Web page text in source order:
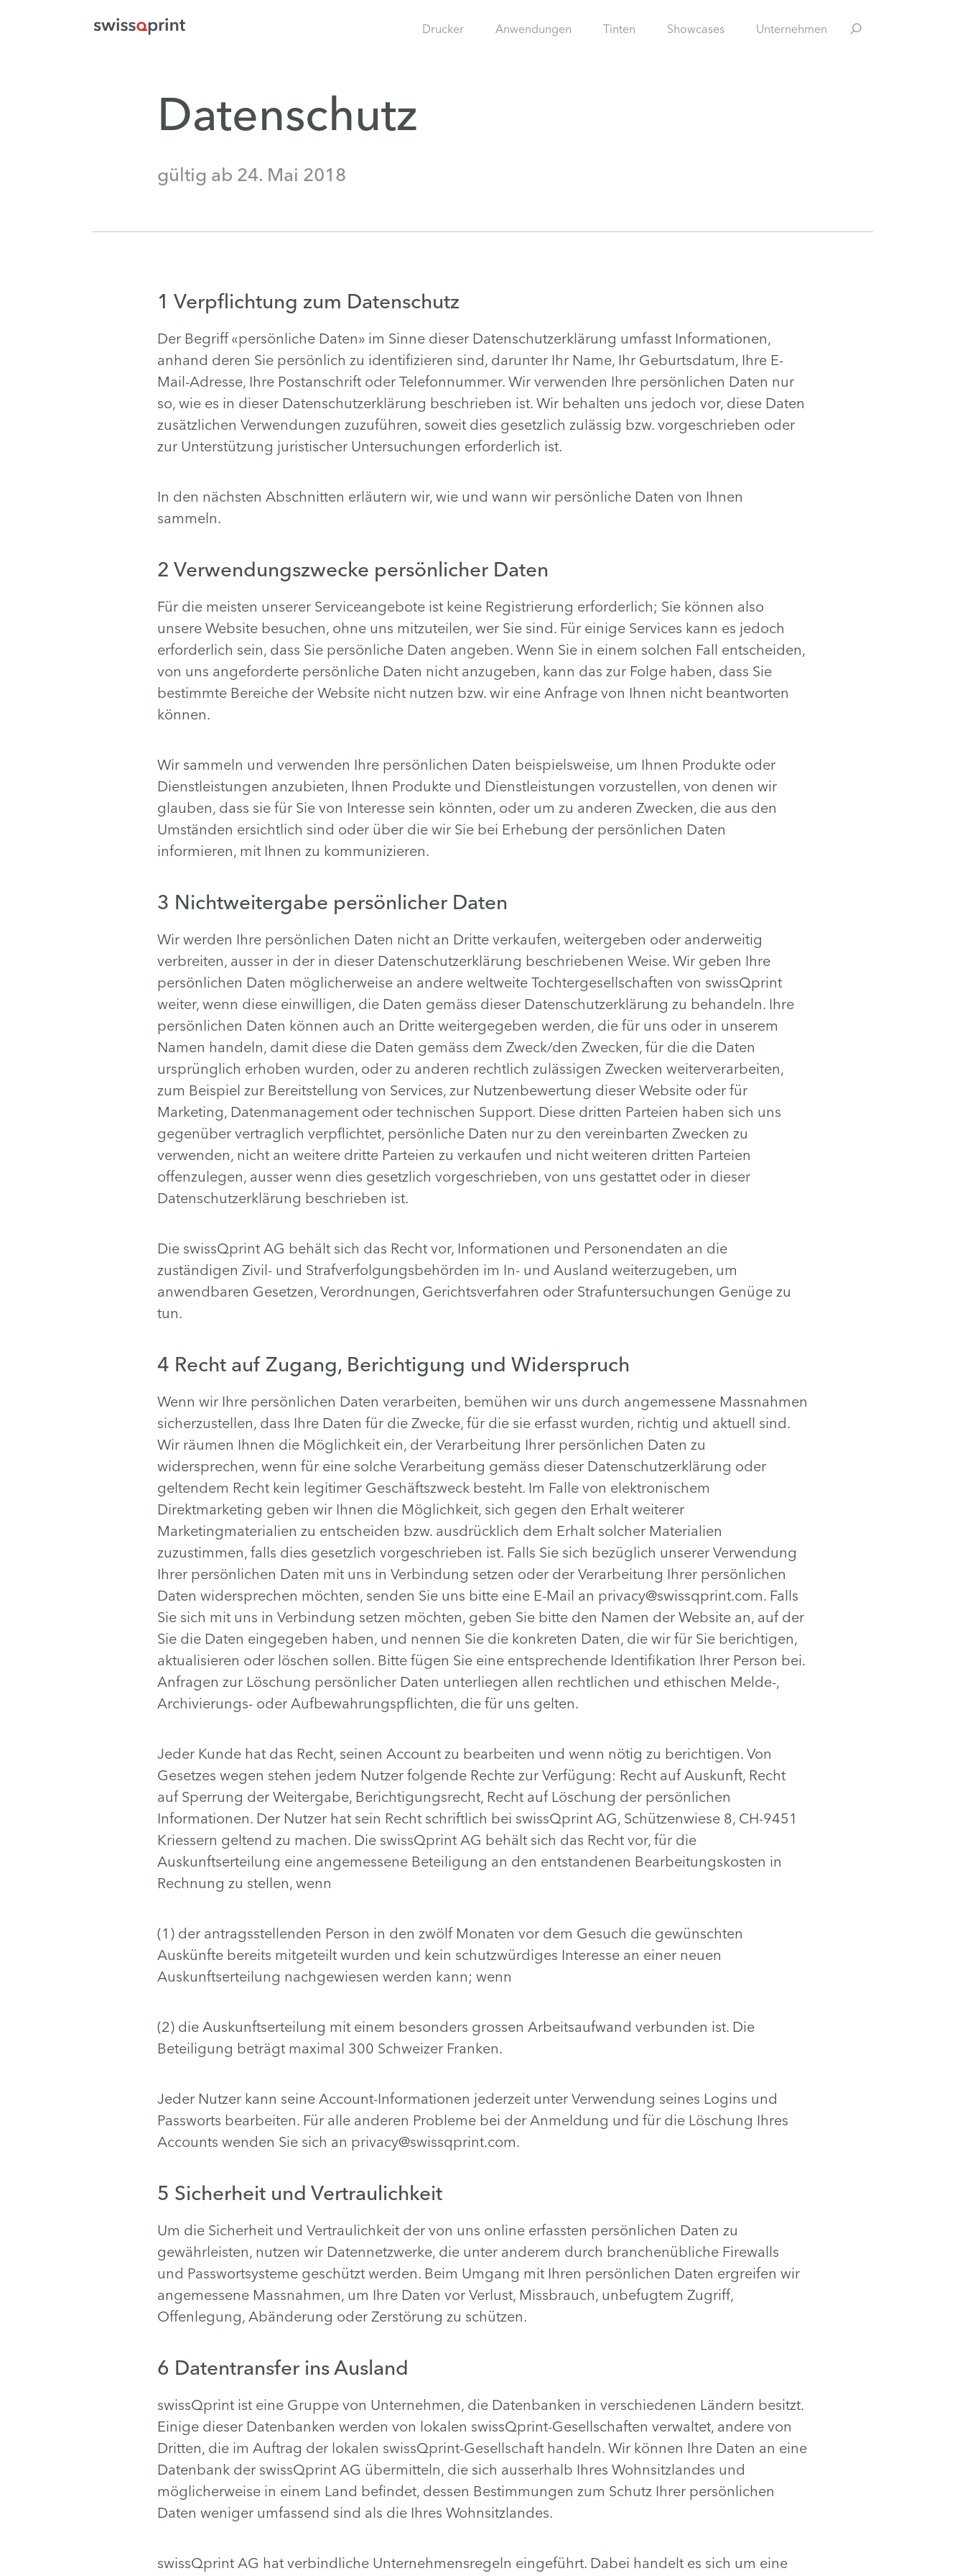
Drucker Anwendungen Tinten Showcases Unternehmen
Datenschutz
gültig ab 24. Mai 2018
1 Verpflichtung zum Datenschutz
Der Begriff «persönliche Daten» im Sinne dieser Datenschutzerklärung umfasst Informationen,
anhand deren Sie persönlich zu identifizieren sind, darunter Ihr Name, Ihr Geburtsdatum, Ihre E-
Mail-Adresse, Ihre Postanschrift oder Telefonnummer. Wir verwenden Ihre persönlichen Daten nur
so, wie es in dieser Datenschutzerklärung beschrieben ist. Wir behalten uns jedoch vor, diese Daten
zusätzlichen Verwendungen zuzuführen, soweit dies gesetzlich zulässig bzw. vorgeschrieben oder
zur Unterstützung juristischer Untersuchungen erforderlich ist.
In den nächsten Abschnitten erläutern wir, wie und wann wir persönliche Daten von Ihnen
sammeln.
2 Verwendungszwecke persönlicher Daten
Für die meisten unserer Serviceangebote ist keine Registrierung erforderlich; Sie können also
unsere Website besuchen, ohne uns mitzuteilen, wer Sie sind. Für einige Services kann es jedoch
erforderlich sein, dass Sie persönliche Daten angeben. Wenn Sie in einem solchen Fall entscheiden,
von uns angeforderte persönliche Daten nicht anzugeben, kann das zur Folge haben, dass Sie
bestimmte Bereiche der Website nicht nutzen bzw. wir eine Anfrage von Ihnen nicht beantworten
können.
Wir sammeln und verwenden Ihre persönlichen Daten beispielsweise, um Ihnen Produkte oder
Dienstleistungen anzubieten, Ihnen Produkte und Dienstleistungen vorzustellen, von denen wir
glauben, dass sie für Sie von Interesse sein könnten, oder um zu anderen Zwecken, die aus den
Umständen ersichtlich sind oder über die wir Sie bei Erhebung der persönlichen Daten
informieren, mit Ihnen zu kommunizieren.
3 Nichtweitergabe persönlicher Daten
Wir werden Ihre persönlichen Daten nicht an Dritte verkaufen, weitergeben oder anderweitig
verbreiten, ausser in der in dieser Datenschutzerklärung beschriebenen Weise. Wir geben Ihre
persönlichen Daten möglicherweise an andere weltweite Tochtergesellschaften von swissQprint
weiter, wenn diese einwilligen, die Daten gemäss dieser Datenschutzerklärung zu behandeln. Ihre
persönlichen Daten können auch an Dritte weitergegeben werden, die für uns oder in unserem
Namen handeln, damit diese die Daten gemäss dem Zweck/den Zwecken, für die die Daten
ursprünglich erhoben wurden, oder zu anderen rechtlich zulässigen Zwecken weiterverarbeiten,
zum Beispiel zur Bereitstellung von Services, zur Nutzenbewertung dieser Website oder für
Marketing, Datenmanagement oder technischen Support. Diese dritten Parteien haben sich uns
gegenüber vertraglich verpflichtet, persönliche Daten nur zu den vereinbarten Zwecken zu
verwenden, nicht an weitere dritte Parteien zu verkaufen und nicht weiteren dritten Parteien
offenzulegen, ausser wenn dies gesetzlich vorgeschrieben, von uns gestattet oder in dieser
Datenschutzerklärung beschrieben ist.
Die swissQprint AG behält sich das Recht vor, Informationen und Personendaten an die
zuständigen Zivil- und Strafverfolgungsbehörden im In- und Ausland weiterzugeben, um
anwendbaren Gesetzen, Verordnungen, Gerichtsverfahren oder Strafuntersuchungen Genüge zu
tun.
4 Recht auf Zugang, Berichtigung und Widerspruch
Wenn wir Ihre persönlichen Daten verarbeiten, bemühen wir uns durch angemessene Massnahmen
sicherzustellen, dass Ihre Daten für die Zwecke, für die sie erfasst wurden, richtig und aktuell sind.
Wir räumen Ihnen die Möglichkeit ein, der Verarbeitung Ihrer persönlichen Daten zu
widersprechen, wenn für eine solche Verarbeitung gemäss dieser Datenschutzerklärung oder
geltendem Recht kein legitimer Geschäftszweck besteht. Im Falle von elektronischem
Direktmarketing geben wir Ihnen die Möglichkeit, sich gegen den Erhalt weiterer
Marketingmaterialien zu entscheiden bzw. ausdrücklich dem Erhalt solcher Materialien
zuzustimmen, falls dies gesetzlich vorgeschrieben ist. Falls Sie sich bezüglich unserer Verwendung
Ihrer persönlichen Daten mit uns in Verbindung setzen oder der Verarbeitung Ihrer persönlichen
Daten widersprechen möchten, senden Sie uns bitte eine E-Mail an privacy@swissqprint.com. Falls
Sie sich mit uns in Verbindung setzen möchten, geben Sie bitte den Namen der Website an, auf der
Sie die Daten eingegeben haben, und nennen Sie die konkreten Daten, die wir für Sie berichtigen,
aktualisieren oder löschen sollen. Bitte fügen Sie eine entsprechende Identifikation Ihrer Person bei.
Anfragen zur Löschung persönlicher Daten unterliegen allen rechtlichen und ethischen Melde-,
Archivierungs- oder Aufbewahrungspflichten, die für uns gelten.
Jeder Kunde hat das Recht, seinen Account zu bearbeiten und wenn nötig zu berichtigen. Von
Gesetzes wegen stehen jedem Nutzer folgende Rechte zur Verfügung: Recht auf Auskunft, Recht
auf Sperrung der Weitergabe, Berichtigungsrecht, Recht auf Löschung der persönlichen
Informationen. Der Nutzer hat sein Recht schriftlich bei swissQprint AG, Schützenwiese 8, CH-9451
Kriessern geltend zu machen. Die swissQprint AG behält sich das Recht vor, für die
Auskunftserteilung eine angemessene Beteiligung an den entstandenen Bearbeitungskosten in
Rechnung zu stellen, wenn
(1) der antragsstellenden Person in den zwölf Monaten vor dem Gesuch die gewünschten
Auskünfte bereits mitgeteilt wurden und kein schutzwürdiges Interesse an einer neuen
Auskunftserteilung nachgewiesen werden kann; wenn
(2) die Auskunftserteilung mit einem besonders grossen Arbeitsaufwand verbunden ist. Die
Beteiligung beträgt maximal 300 Schweizer Franken.
Jeder Nutzer kann seine Account-Informationen jederzeit unter Verwendung seines Logins und
Passworts bearbeiten. Für alle anderen Probleme bei der Anmeldung und für die Löschung Ihres
Accounts wenden Sie sich an privacy@swissqprint.com.
5 Sicherheit und Vertraulichkeit
Um die Sicherheit und Vertraulichkeit der von uns online erfassten persönlichen Daten zu
gewährleisten, nutzen wir Datennetzwerke, die unter anderem durch branchenübliche Firewalls
und Passwortsysteme geschützt werden. Beim Umgang mit Ihren persönlichen Daten ergreifen wir
angemessene Massnahmen, um Ihre Daten vor Verlust, Missbrauch, unbefugtem Zugriff,
Offenlegung, Abänderung oder Zerstörung zu schützen.
6 Datentransfer ins Ausland
swissQprint ist eine Gruppe von Unternehmen, die Datenbanken in verschiedenen Ländern besitzt.
Einige dieser Datenbanken werden von lokalen swissQprint-Gesellschaften verwaltet, andere von
Dritten, die im Auftrag der lokalen swissQprint-Gesellschaft handeln. Wir können Ihre Daten an eine
Datenbank der swissQprint AG übermitteln, die sich ausserhalb Ihres Wohnsitzlandes und
möglicherweise in einem Land befindet, dessen Bestimmungen zum Schutz Ihrer persönlichen
Daten weniger umfassend sind als die Ihres Wohnsitzlandes.
swissQprint AG hat verbindliche Unternehmensregeln eingeführt. Dabei handelt es sich um eine